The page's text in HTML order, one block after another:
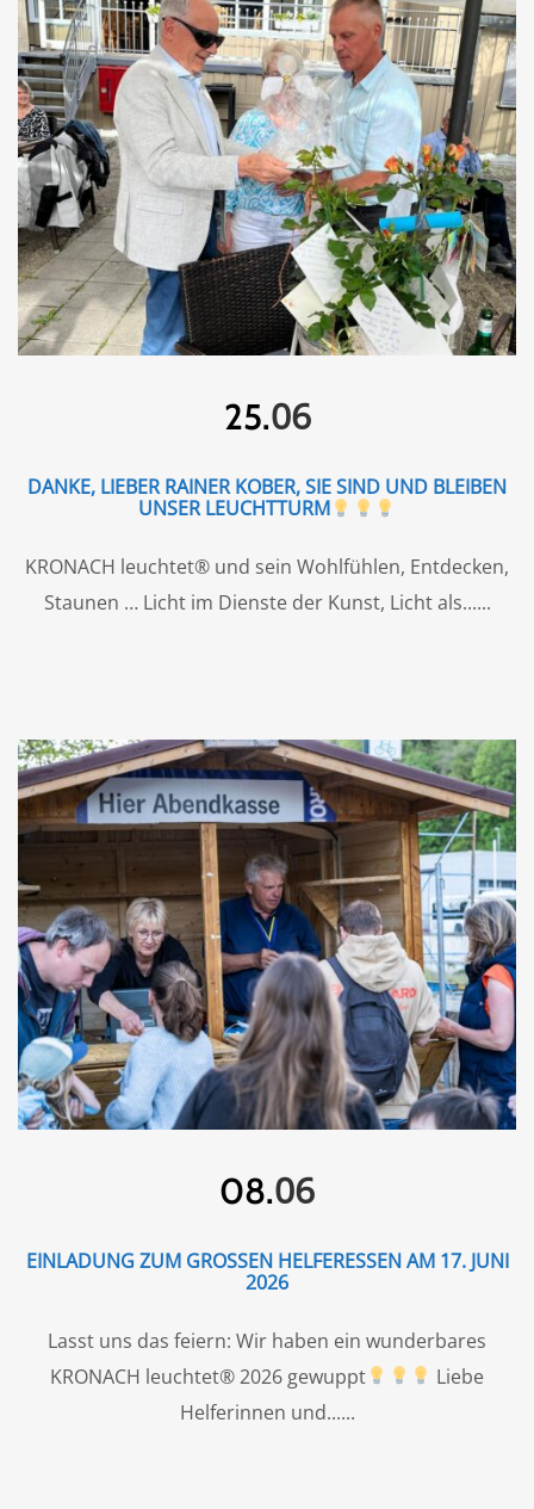
25.06
DANKE, LIEBER RAINER KOBER, SIE SIND UND BLEIBEN
UNSER LEUCHTTURM
KRONACH leuchtet® und sein Wohlfühlen, Entdecken,
Staunen … Licht im Dienste der Kunst, Licht als...
08.06
EINLADUNG ZUM GROSSEN HELFERESSEN AM 17. JUNI 2
026
Lasst uns das feiern: Wir haben ein wunderbares
KRONACH leuchtet® 2026 gewuppt
Liebe
Helferinnen und...